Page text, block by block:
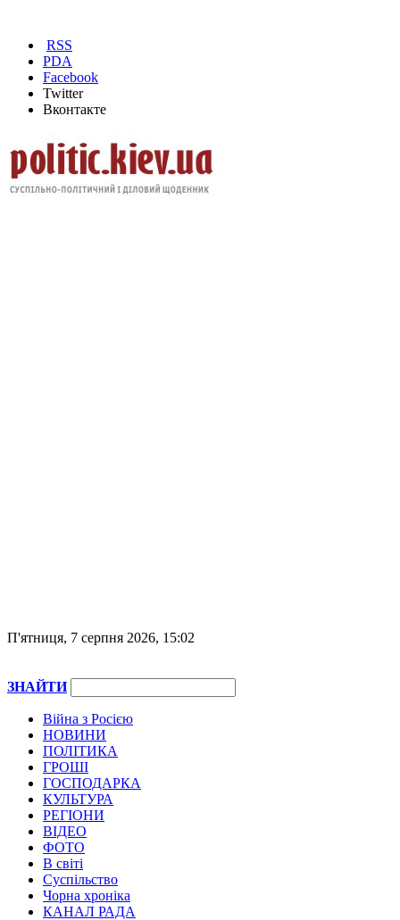
RSS
PDA
Facebook
Twitter
Вконтакте
П'ятниця, 7 серпня 2026, 15:02
ЗНАЙТИ
Війна з Росією
НОВИНИ
ПОЛІТИКА
ГРОШІ
ГОСПОДАРКА
КУЛЬТУРА
РЕГІОНИ
ВІДЕО
ФОТО
В світі
Суспільство
Чорна хроніка
КАНАЛ РАДА